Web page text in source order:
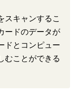
スキャンするこ
ードのデータが
ドとコンピュー
むことができる